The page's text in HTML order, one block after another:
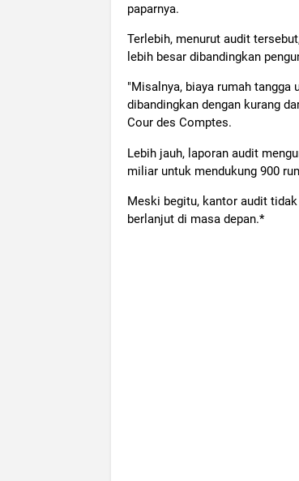
paparnya.
Terlebih, menurut audit
lebih besar dibandingkan
"Misalnya, biaya rumah tangga
dibandingkan dengan kurang
Cour des Comptes.
Lebih jauh, laporan audit
miliar untuk mendukung 900
Meski begitu, kantor audit
berlanjut di masa depan.*